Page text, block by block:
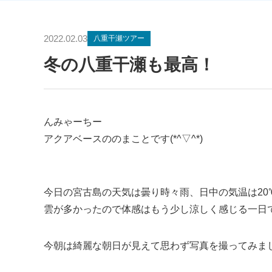
2022.02.03 八重干瀬ツアー
冬の八重干瀬も最高！
んみゃーちー
アクアベースののまことです(*^▽^*)
今日の宮古島の天気は曇り時々雨、日中の気温は
雲が多かったので体感はもう少し涼しく感じる一日
今朝は綺麗な朝日が見えて思わず写真を撮ってみま